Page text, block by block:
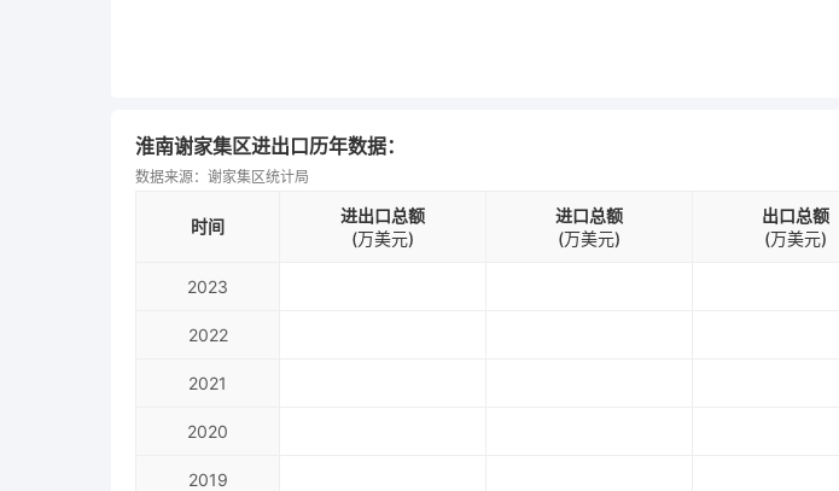
淮南谢家集区进出口历年数据：
数据来源：谢家集区统计局
时间
进出口总额
(万美元)
进口总额
(万美元)
出口总额
(万美元)
2023
2022
2021
2020
2019